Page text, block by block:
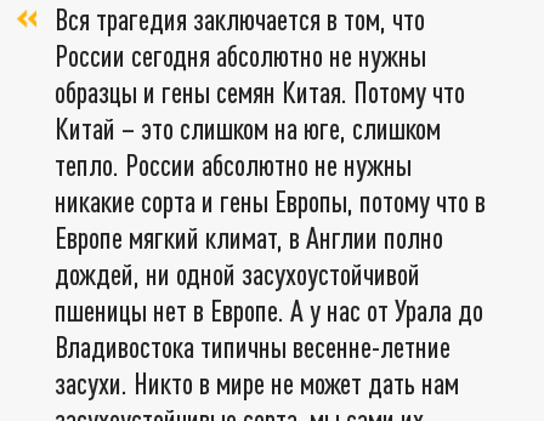
Вся трагедия заключается в том, что
России сегодня абсолютно не нужны
образцы и гены семян Китая. Потому что
Китай – это слишком на юге, слишком
тепло. России абсолютно не нужны
никакие сорта и гены Европы, потому что в
Европе мягкий климат, в Англии полно
дождей, ни одной засухоустойчивой
пшеницы нет в Европе. А у нас от Урала до
Владивостока типичны весенне-летние
засухи. Никто в мире не может дать нам